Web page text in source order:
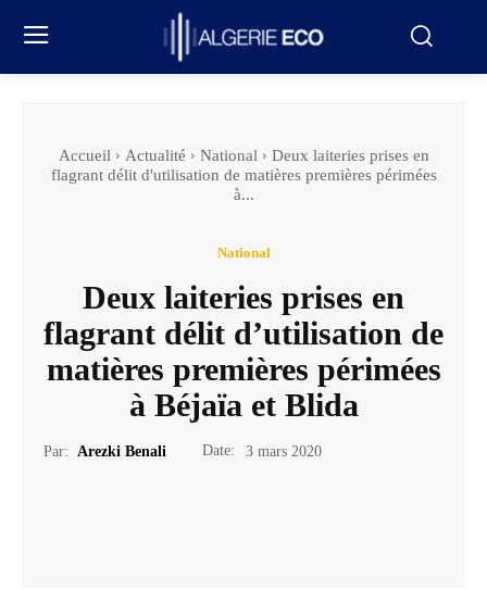
Accueil Actualité National
Deux laiteries prises en
flagrant délit d'utilisation de matières premières périmées
à...
National
Deux laiteries prises en
flagrant délit d’utilisation de
matières premières périmées
à Béjaïa et Blida
Par: Arezki Benali Date: 3 mars 2020